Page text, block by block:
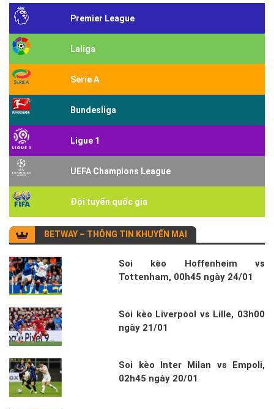
Premier League
Laliga
Serie A
Bundesliga
Ligue 1
UEFA Champions League
Đội tuyển quốc gia
BETWAY – THÔNG TIN KHUYẾN MẠI
Soi kèo Hoffenheim vs
Tottenham, 00h45 ngày 24/01
Soi kèo Liverpool vs Lille, 03h00
ngày 21/01
Soi kèo Inter Milan vs Empoli,
02h45 ngày 20/01